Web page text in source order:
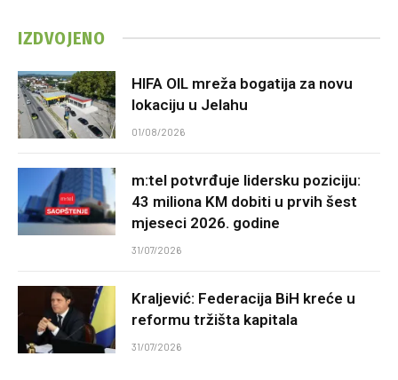
IZDVOJENO
HIFA OIL mreža bogatija za novu
lokaciju u Jelahu
01/08/2026
m:tel potvrđuje lidersku poziciju:
43 miliona KM dobiti u prvih šest
mjeseci 2026. godine
31/07/2026
Kraljević: Federacija BiH kreće u
reformu tržišta kapitala
31/07/2026